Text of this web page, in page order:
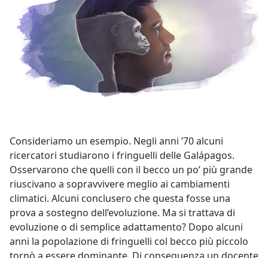
Consideriamo un esempio. Negli anni ’70 alcuni
ricercatori studiarono i fringuelli delle Galápagos.
Osservarono che quelli con il becco un po’ più grande
riuscivano a sopravvivere meglio ai cambiamenti
climatici. Alcuni conclusero che questa fosse una
prova a sostegno dell’evoluzione. Ma si trattava di
evoluzione o di semplice adattamento? Dopo alcuni
anni la popolazione di fringuelli col becco più piccolo